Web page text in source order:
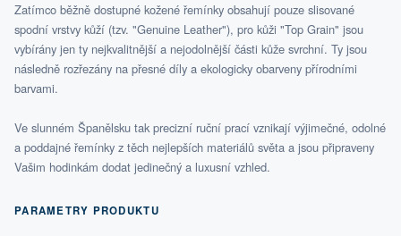
Zatímco běžně dostupné kožené řemínky obsahují pouze slisované
spodní vrstvy kůží (tzv. "Genuine Leather"), pro kůži "Top Grain" jsou
vybírány jen ty nejkvalitnější a nejodolnější části kůže svrchní. Ty jsou
následně rozřezány na přesné díly a ekologicky obarveny přírodními
barvami.
Ve slunném Španělsku tak precizní ruční prací vznikají výjimečné, odolné
a poddajné řemínky z těch nejlepších materiálů světa a jsou připraveny
Vašim hodinkám dodat jedinečný a luxusní vzhled.
PARAMETRY PRODUKTU